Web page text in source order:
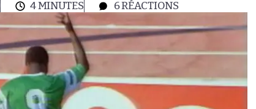
4 MINUTES 6RÉACTIONS